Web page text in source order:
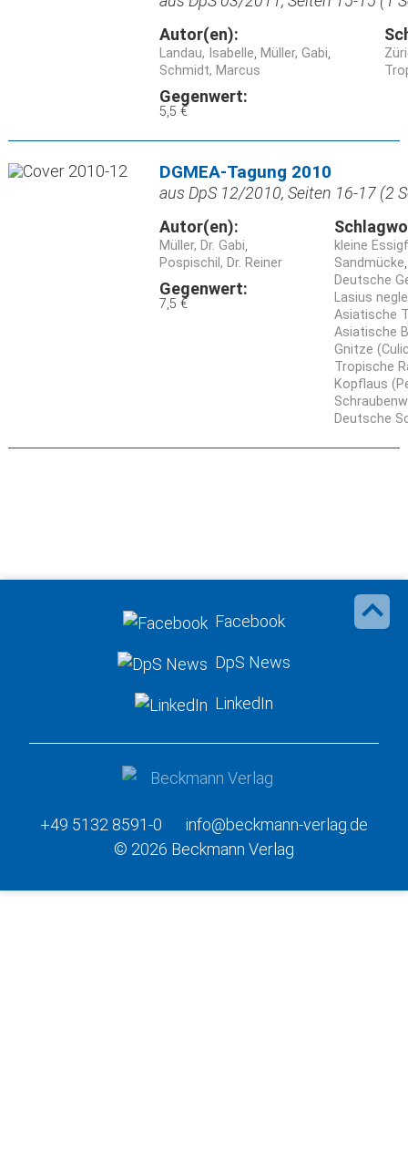
Autor(en):
Landau, Isabelle Müller, Gabi
Schmidt, Marcus
Gegenwert:
5,5 €
DGMEA-Tagung 2010
aus DpS 12/2010, Seiten 16-17 (2
Autor(en):
Müller, Dr. Gabi
Pospischil, Dr. Reiner
Gegenwert:
7,5 €
kleine
Sandmücke
Deutsche
Lasius
Asiatische
Asiatische
Gnitze
Tropische
Kopflaus
Deutsche
Facebook
DpS News
LinkedIn
+49 5132 8591-0
info@beckmann-verlag.de
© 2026 Beckmann Verlag